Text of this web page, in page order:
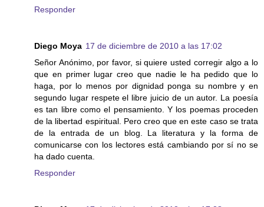
Responder
Diego Moya 17 de diciembre de 2010 a las 17:02
Señor Anónimo, por favor, si quiere usted corregir algo a lo
que en primer lugar creo que nadie le ha pedido que lo
haga, por lo menos por dignidad ponga su nombre y en
segundo lugar respete el libre juicio de un autor. La poesía
es tan libre como el pensamiento. Y los poemas proceden
de la libertad espiritual. Pero creo que en este caso se trata
de la entrada de un blog. La literatura y la forma de
comunicarse con los lectores está cambiando por sí no se
ha dado cuenta.
Responder